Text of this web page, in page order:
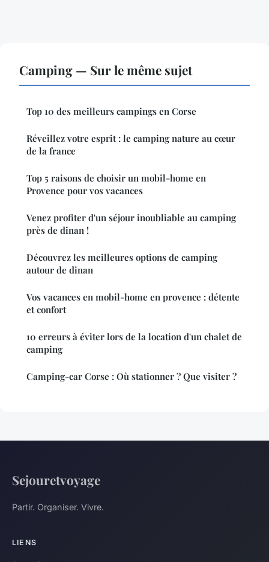
Camping — Sur le même sujet
Top 10 des meilleurs campings en Corse
Réveillez votre esprit : le camping nature au cœur
de la france
Top 5 raisons de choisir un mobil-home en
Provence pour vos vacances
Venez profiter d'un séjour inoubliable au camping
près de dinan !
Découvrez les meilleures options de camping
autour de dinan
Vos vacances en mobil-home en provence : détente
et confort
10 erreurs à éviter lors de la location d'un chalet de
camping
Camping-car Corse : Où stationner ? Que visiter ?
Sejouretvoyage
Partir. Organiser. Vivre.
LIENS